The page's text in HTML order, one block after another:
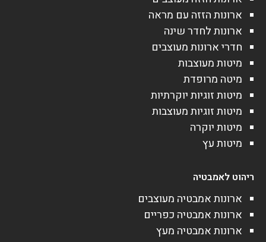
ארונות הזזה עם מראה
ארונות לחדר שינה
חדרי ארונות מעוצבים
מיטות מעוצבות
מיטה מרופדת
מיטות זוגיות יוקרתיות
מיטות זוגיות מעוצבות
מיטות יוקרה
מיטות עץ
ריהוט לאמבטיה
ארונות אמבטיה מעוצבים
ארונות אמבטיה כפריים
ארונות אמבטיה מעץ